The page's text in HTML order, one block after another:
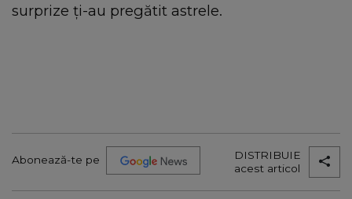
surprize ţi-au pregătit astrele.
Abonează-te pe
DISTRIBUIE
acest articol